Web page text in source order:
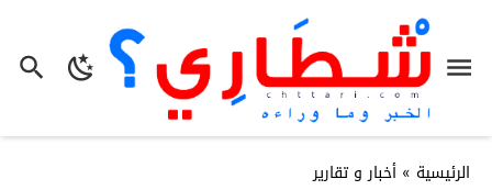
الرئيسية » أخبار و تقارير